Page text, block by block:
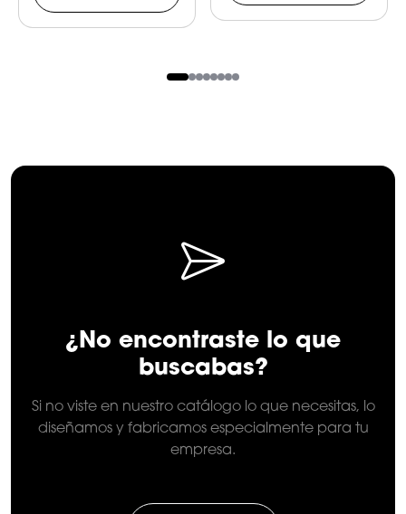
¿No encontraste lo que
buscabas?
Si no viste en nuestro catálogo lo que necesitas, lo
diseñamos y fabricamos especialmente para tu
empresa.